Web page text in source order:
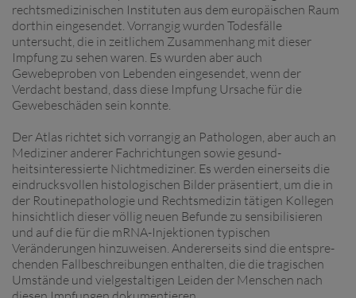
rechtsmedizinischen Insti­tuten aus dem europäischen Raum
dorthin eingesendet. Vorrangig wurden Todesfälle
untersucht, die in zeitlichem Zusammenhang mit dieser
Impfung zu sehen waren. Es wurden aber auch
Gewebeproben von Lebenden eingesen­det, wenn der
Verdacht bestand, dass diese Impfung Ursache für die
Gewebeschäden sein konnte.
Der Atlas richtet sich vorrangig an Pathologen, aber auch an
Mediziner anderer Fachrichtungen sowie gesund­
heitsinteressierte Nichtmediziner. Es werden einerseits die
eindrucksvollen histologischen Bilder präsentiert, um die in
der Routinepathologie und Rechtsmedizin tätigen Kollegen
hinsichtlich dieser völlig neuen Befunde zu sensi­bilisieren
und auf die für die mRNA­-Injektionen typischen
Veränderungen hinzuweisen. Andererseits sind die entspre­
chenden Fallbeschreibungen enthalten, die die tragischen
Umstände und vielgestaltigen Leiden der Menschen nach